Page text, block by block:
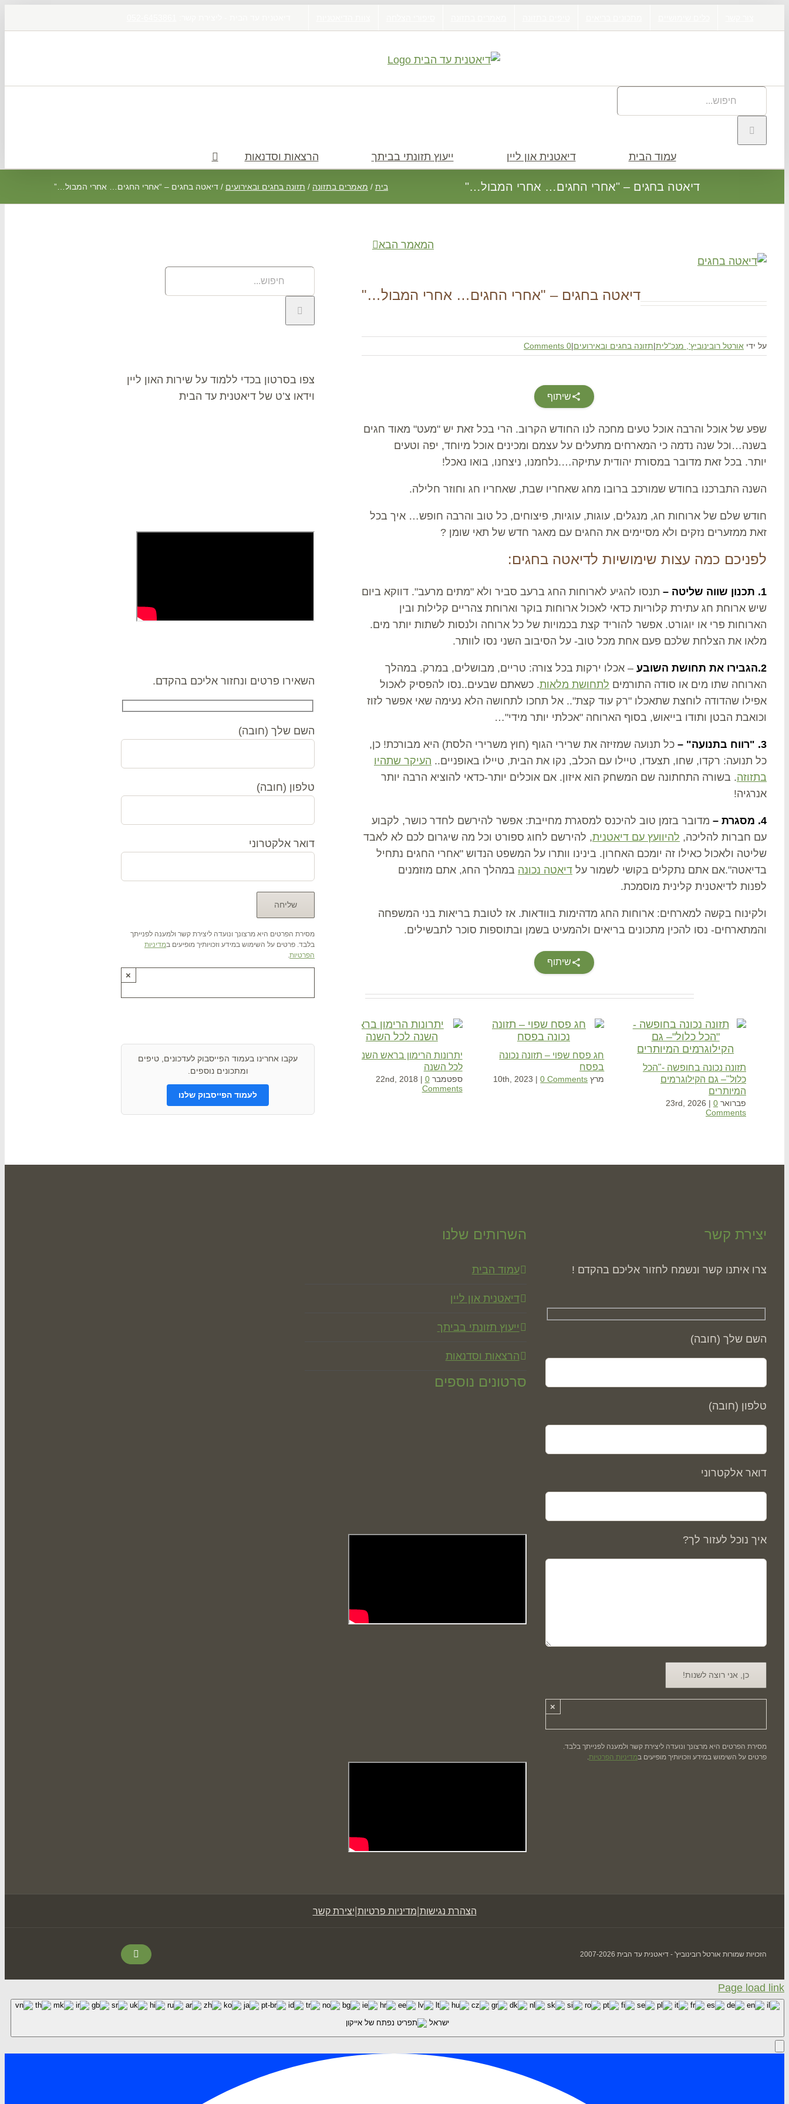
לתוכן
באתר:
עמוד הבית דיאטנית און ליין ייעוץ תזונתי בביתך הרצאות וסדנאות
דיאטה בחגים – "אחרי החגים… אחרי המבול…" בית / מאמרים בתזונה / תזונה בחגים ובאירועים / דיאטה בחגים – “אחרי החגים… אחרי המבול…”
המאמר הבא
דיאטה בחגים – "אחרי החגים… אחרי המבול…"
על ידי אורטל רובינוביץ', מנכ"לית|תזונה בחגים ובאירועים|
0 Comments
שיתוף
שפע של אוכל והרבה אוכל טעים מחכה לנו החודש הקרוב. הרי בכל זאת יש "מעט" מאוד חגים
בשנה…וכל שנה נדמה כי המארחים מתעלים על עצמם ומכינים אוכל מיוחד, יפה וטעים
יותר. בכל זאת מדובר במסורת יהודית עתיקה….נלחמנו, ניצחנו, בואו נאכל!
השנה התברכנו בחודש שמורכב ברובו מחג שאחריו שבת, שאחריו חג וחוזר חלילה.
חודש שלם של ארוחות חג, מנגלים, עוגות, עוגיות, פיצוחים, כל טוב והרבה חופש… איך בכל
זאת ממזערים נזקים ולא מסיימים את החגים עם מאגר חדש של תאי שומן ?
לפניכם כמה עצות שימושיות לדיאטה בחגים:
1. תכנון שווה שליטה –
תנסו להגיע לארוחות החג ברעב סביר ולא "מתים מרעב". דווקא ביום
שיש ארוחת חג עתירת קלוריות כדאי לאכול ארוחות בוקר וארוחת צהריים קלילות ובין
הארוחות פרי או יוגורט. אפשר להוריד קצת בכמויות של כל ארוחה ולנסות לשתות יותר מים.
מלאו את הצלחת שלכם פעם אחת מכל טוב- על הסיבוב השני נסו לוותר.
2.הגבירו את תחושת השובע
– אכלו ירקות בכל צורה: טריים, מבושלים, במרק. במהלך
הארוחה שתו מים או סודה התורמים לתחושת מלאות. כשאתם שבעים..נסו להפסיק לאכול
אפילו שהדודה לוחצת שתאכלו "רק עוד קצת".. אל תחכו לתחושה הלא נעימה שאי אפשר לזוז
וכואבת הבטן ותודו בייאוש, בסוף הארוחה "אכלתי יותר מידי"…
3. "רווח בתנועה" –
כל תנועה שמזיזה את שרירי הגוף (חוץ משרירי הלסת) היא מבורכת! כן,
כל תנועה: רקדו, שחו, תצעדו, טיילו עם הכלב, נקו את הבית, טיילו באופניים.. העיקר שתהיו
בתזוזה. בשורה התחתונה שם המשחק הוא איזון. אם אוכלים יותר-כדאי להוציא הרבה יותר
אנרגיה!
4. מסגרת –
מדובר בזמן טוב להיכנס למסגרת מחייבת: אפשר להירשם לחדר כושר, לקבוע
עם חברות להליכה, להיוועץ עם דיאטנית, להירשם לחוג ספורט וכל מה שיגרום לכם לא לאבד
שליטה ולאכול כאילו זה יומכם האחרון. בינינו וותרו על המשפט הנדוש "אחרי החגים נתחיל
בדיאטה".אם אתם נתקלים בקושי לשמור על דיאטה נכונה במהלך החג, אתם מוזמנים
לפנות לדיאטנית קלינית מוסמכת.
ולקינוח בקשה למארחים: ארוחות החג מדהימות בוודאות. אז לטובת בריאות בני המשפחה
והמתארחים- נסו להכין מתכונים בריאים ולהמעיט בשמן ובתוספות סוכר לתבשילים.
שיתוף
תזונה נכונה בחופשה -"הכל
כלול"– גם הקילוגרמים
המיותרים
פברואר 23rd, 2026 | 0
Comments
חג פסח שפוי – תזונה נכונה
בפסח
מרץ 10th, 2023 | 0 Comments
יתרונות הרימון בראש השנה
לכל השנה
ספטמבר 22nd, 2018 | 0
Comments
צפו בסרטון בכדי ללמוד על שירות האון ליין
וידאו צ’ט של דיאטנית עד הבית
השאירו פרטים ונחזור אליכם בהקדם.
השם שלך (חובה)
טלפון (חובה)
דואר אלקטרוני
מסירת הפרטים היא מרצונך ונועדה ליצירת קשר ולמענה לפנייתך
בלבד. פרטים על השימוש במידע וזכויותיך מופיעים במדיניות
הפרטיות.
×
עקבו אחרינו בעמוד הפייסבוק לעדכונים, טיפים
ומתכונים נוספים.
לעמוד הפייסבוק שלנו
יצירת קשר
צרו איתנו קשר ונשמח לחזור אליכם בהקדם !
השם שלך (חובה)
טלפון (חובה)
דואר אלקטרוני
איך נוכל לעזור לך?
×
מסירת הפרטים היא מרצונך ונועדה ליצירת קשר ולמענה לפנייתך בלבד.
פרטים על השימוש במידע וזכויותיך מופיעים במדיניות הפרטיות.
השרותים שלנו
עמוד הבית
דיאטנית און ליין
ייעוץ תזונתי בביתך
הרצאות וסדנאות
סרטונים נוספים
הצהרת נגישות מדיניות פרטיות יצירת קשר
הזכויות שמורות אורטל רובינוביץ' - דיאטנית עד הבית 2007-2026
Page load link
ישראל